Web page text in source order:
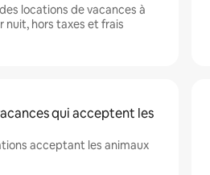
locations de vacances à
nuit, hors taxes et frais
qui acceptent les
acceptant les animaux